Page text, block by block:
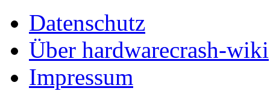
Datenschutz
Über hardwarecrash-wiki
Impressum